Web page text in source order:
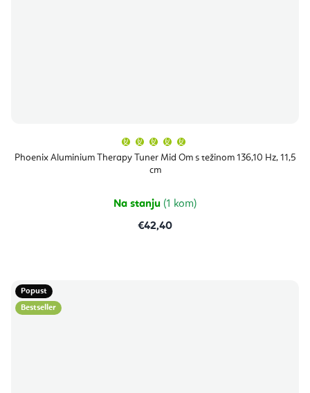
Phoenix Aluminium Therapy Tuner Mid Om s težinom 136,10 Hz, 11,5
cm
proizvoda
je
zvjezdica.
Na stanju (1 kom)
€42,40
Popust
Bestseller